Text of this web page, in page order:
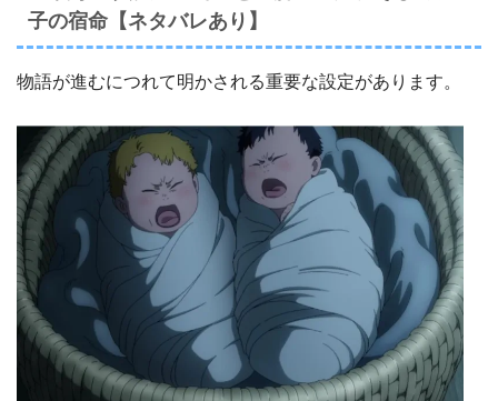
子の宿命【ネタバレあり】
物語が進むにつれて明かされる重要な設定があります。